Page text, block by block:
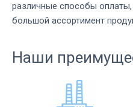
различные способы оплаты,
большой ассортимент
Наши